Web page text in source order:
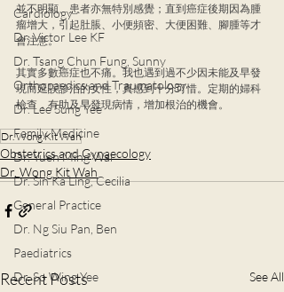
Cardiology
Dr. Victor Lee KF
Dr. Tsang Chun Fung, Sunny
Orthopaedics and Traumatology
Dr. Lee Sung Yee
Family Medicine
Dr. Yuen Ming Wai
Dr. Sin Ka Ling, Cecilia
General Practice
Dr. Ng Siu Pan, Ben
Paediatrics
Dr. So Wing Yee
並不明顯、患者亦無特別感覺；直到癌症後期因為腫
瘤增大，引起肚脹、小便頻密、大便困難、腳腫等才
會注意。
其實多數癌症也不痛。我也遇到過不少因未能及早發
現而延誤診治的女性，真感到十分可惜。定期的婦科
檢查，有助及早發現病情，增加根治的機會。
Dr. Wong Kit Wah
Obstetrics and Gynaecology
Dr. Wong Kit Wah
Recent Posts See All